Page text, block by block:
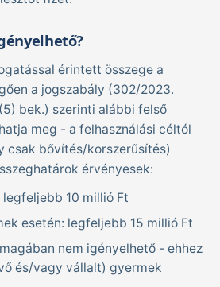
érintett összege a
a jogszabály (302/2023.
bek.) szerinti alábbi felső
meg - a felhasználási céltól
csak bővítés/korszerűsítés)
érvényesek:
10 millió Ft
esetén: legfeljebb 15 millió Ft
nem igényelhető - ehhez
és/vagy vállalt) gyermek